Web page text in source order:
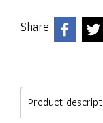
Share
Product